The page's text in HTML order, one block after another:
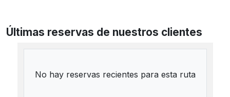
Últimas reservas de nuestros clientes
No hay reservas recientes para esta ruta